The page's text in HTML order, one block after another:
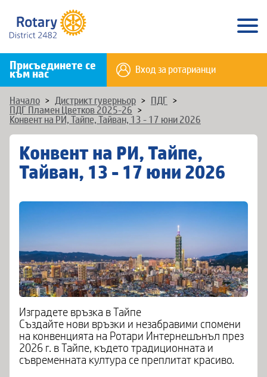
Присъединете се
към нас Вход за ротарианци
Начало > Дистрикт гуверньор > ПДГ
>
ПДГ Пламен Цветков 2025-26
>
Конвент на РИ, Тайпе, Тайван, 13 - 17 юни 2026
Конвент на РИ, Тайпе,
Тайван, 13 - 17 юни 2026
Изградете връзка в Тайпе
Създайте нови връзки и незабравими спомени
на конвенцията на Ротари Интернешънъл през
2026 г. в Тайпе, където традиционната и
съвременната култура се преплитат красиво.